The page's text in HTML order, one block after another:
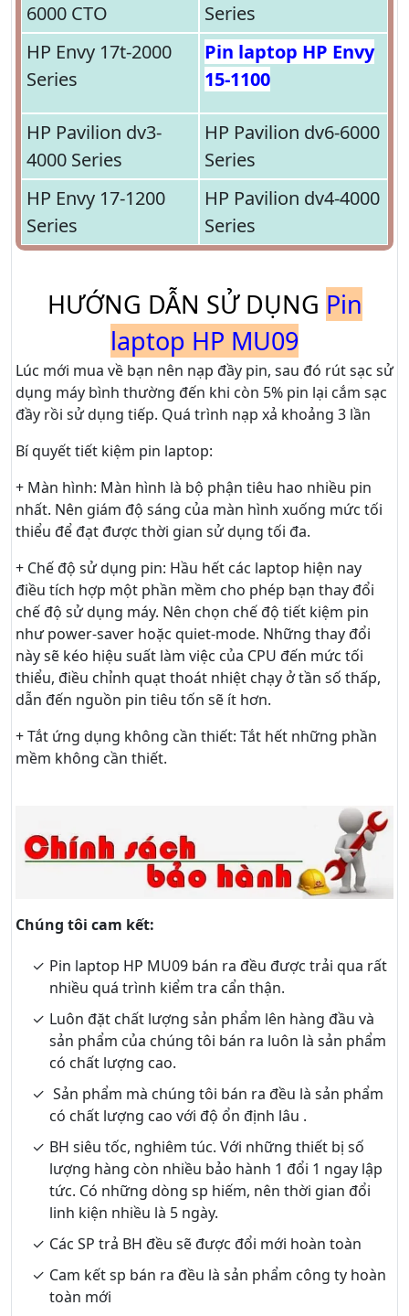
6000 CTO
Series
HP Envy 17t-2000
Series
Pin laptop HP Envy
15-1100
HP Pavilion dv3-
4000 Series
HP Pavilion dv6-6000
Series
HP Envy 17-1200
Series
HP Pavilion dv4-4000
Series
HƯỚNG DẪN SỬ DỤNG Pin
laptop HP MU09
Lúc mới mua về bạn nên nạp đầy pin, sau đó rút sạc sử
dụng máy bình thường đến khi còn 5% pin lại cắm sạc
đầy rồi sử dụng tiếp. Quá trình nạp xả khoảng 3 lần
Bí quyết tiết kiệm pin laptop:
+ Màn hình: Màn hình là bộ phận tiêu hao nhiều pin
nhất. Nên giám độ sáng của màn hình xuống mức tối
thiểu để đạt được thời gian sử dụng tối đa.
+ Chế độ sử dụng pin: Hầu hết các laptop hiện nay
điều tích hợp một phần mềm cho phép bạn thay đổi
chế độ sử dụng máy. Nên chọn chế độ tiết kiệm pin
như power-saver hoặc quiet-mode. Những thay đổi
này sẽ kéo hiệu suất làm việc của CPU đến mức tối
thiểu, điều chỉnh quạt thoát nhiệt chạy ở tần số thấp,
dẫn đến nguồn pin tiêu tốn sẽ ít hơn.
+ Tắt ứng dụng không cần thiết: Tắt hết những phần
mềm không cần thiết.
Chúng tôi cam kết:
Pin laptop HP MU09 bán ra đều được trải qua rất
nhiều quá trình kiểm tra cẩn thận.
Luôn đặt chất lượng sản phẩm lên hàng đầu và
sản phẩm của chúng tôi bán ra luôn là sản phẩm
có chất lượng cao.
Sản phẩm mà chúng tôi bán ra đều là sản phẩm
có chất lượng cao với độ ổn định lâu .
BH siêu tốc, nghiêm túc. Với những thiết bị số
lượng hàng còn nhiều bảo hành 1 đổi 1 ngay lập
tức. Có những dòng sp hiếm, nên thời gian đổi
linh kiện nhiều là 5 ngày.
Các SP trả BH đều sẽ được đổi mới hoàn toàn
Cam kết sp bán ra đều là sản phẩm công ty hoàn
toàn mới